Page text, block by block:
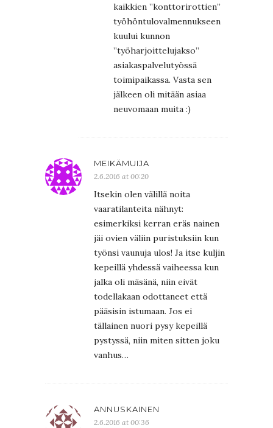
kaikkien ”konttorirottien”
työhöntulovalmennukseen
kuului kunnon
”työharjoittelujakso”
asiakaspalvelutyössä
toimipaikassa. Vasta sen
jälkeen oli mitään asiaa
neuvomaan muita :)
MEIKÄMUIJA
2.6.2016 at 00:20
Itsekin olen välillä noita
vaaratilanteita nähnyt:
esimerkiksi kerran eräs nainen
jäi ovien väliin puristuksiin kun
työnsi vaunuja ulos! Ja itse kuljin
kepeillä yhdessä vaiheessa kun
jalka oli mäsänä, niin eivät
todellakaan odottaneet että
pääsisin istumaan. Jos ei
tällainen nuori pysy kepeillä
pystyssä, niin miten sitten joku
vanhus…
ANNUSKAINEN
2.6.2016 at 00:36